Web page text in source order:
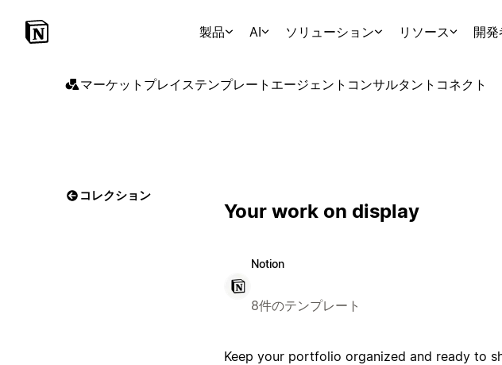
製品 AI ソリューション リソース 開発
マーケットプレイステンプレート エージェント コンサルタント コネクト
コレクション
Your work on display
Notion
8件のテンプレート
Keep your portfolio organized and ready to